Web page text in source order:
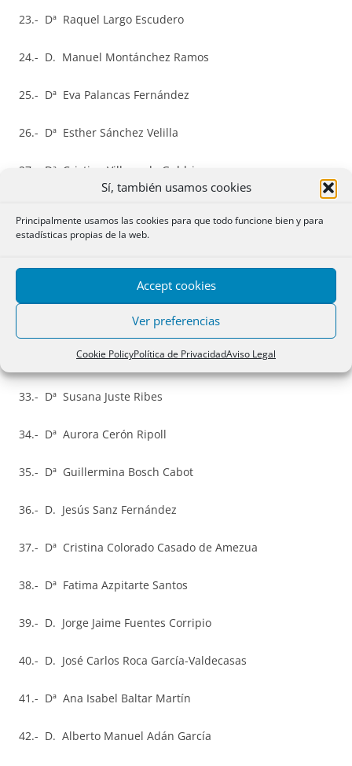
Sí, también usamos cookies
Principalmente usamos las cookies para que todo funcione bien y para
estadísticas propias de la web.
Accept cookies
Ver preferencias
Cookie PolicyPolítica de PrivacidadAviso Legal
23.- Dª Raquel Largo Escudero
24.- D. Manuel Montánchez Ramos
25.- Dª Eva Palancas Fernández
26.- Dª Esther Sánchez Velilla
27.- Dª Cristina Villaverde Guldris
29.- Dª María Teresa Rubio Quesada
30.- D. Esteban Moyano Morales
31.- Dª Guadalupe Cuesta Vizoso
32.- Dª María Pilar Linares González
33.- Dª Susana Juste Ribes
34.- Dª Aurora Cerón Ripoll
35.- Dª Guillermina Bosch Cabot
36.- D. Jesús Sanz Fernández
37.- Dª Cristina Colorado Casado de Amezua
38.- Dª Fatima Azpitarte Santos
39.- D. Jorge Jaime Fuentes Corripio
40.- D. José Carlos Roca García-Valdecasas
41.- Dª Ana Isabel Baltar Martín
42.- D. Alberto Manuel Adán García